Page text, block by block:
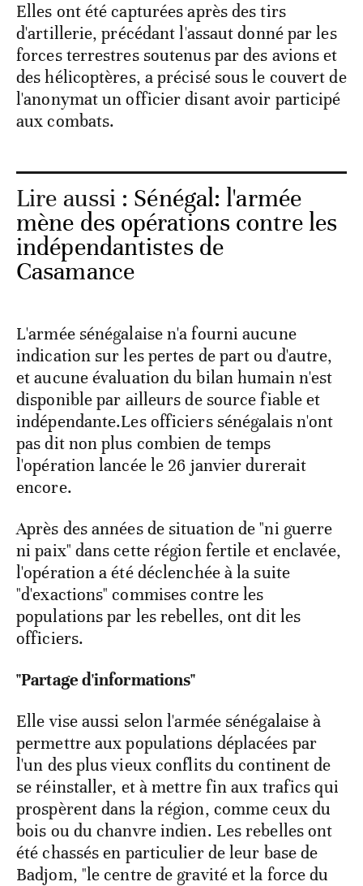
Elles ont été capturées après des tirs
d'artillerie, précédant l'assaut donné par les
forces terrestres soutenus par des avions et
des hélicoptères, a précisé sous le couvert de
l'anonymat un officier disant avoir participé
aux combats.
Lire aussi : Sénégal: l'armée
mène des opérations contre les
indépendantistes de
Casamance
L'armée sénégalaise n'a fourni aucune
indication sur les pertes de part ou d'autre,
et aucune évaluation du bilan humain n'est
disponible par ailleurs de source fiable et
indépendante.Les officiers sénégalais n'ont
pas dit non plus combien de temps
l'opération lancée le 26 janvier durerait
encore.
Après des années de situation de "ni guerre
ni paix" dans cette région fertile et enclavée,
l'opération a été déclenchée à la suite
"d'exactions" commises contre les
populations par les rebelles, ont dit les
officiers.
"Partage d'informations"
Elle vise aussi selon l'armée sénégalaise à
permettre aux populations déplacées par
l'un des plus vieux conflits du continent de
se réinstaller, et à mettre fin aux trafics qui
prospèrent dans la région, comme ceux du
bois ou du chanvre indien. Les rebelles ont
été chassés en particulier de leur base de
Badjom, "le centre de gravité et la force du